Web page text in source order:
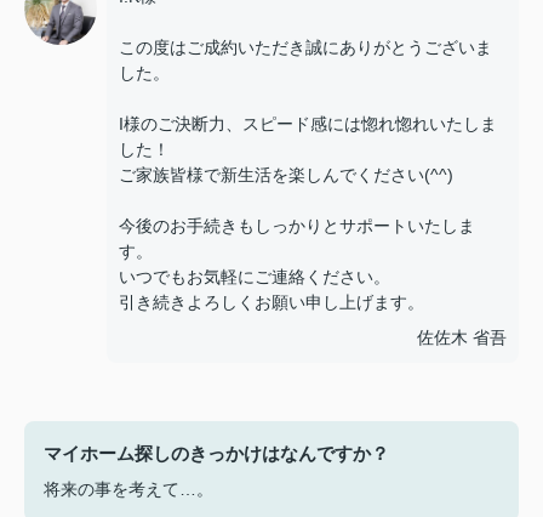
この度はご成約いただき誠にありがとうございま
した。
I様のご決断力、スピード感には惚れ惚れいたしま
した！
ご家族皆様で新生活を楽しんでください(^^)
今後のお手続きもしっかりとサポートいたしま
す。
いつでもお気軽にご連絡ください。
引き続きよろしくお願い申し上げます。
佐佐木 省吾
マイホーム探しのきっかけはなんですか？
将来の事を考えて…。